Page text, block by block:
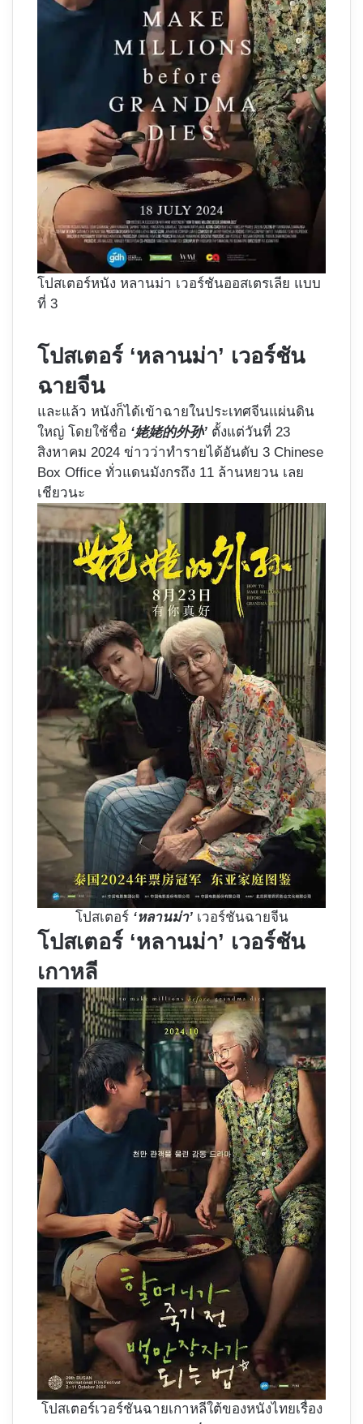
โปสเตอร์หนัง หลานม่า เวอร์ชันออสเตรเลีย แบบ
ที่ 3
โปสเตอร์ ‘หลานม่า’ เวอร์ชัน
ฉายจีน
และแล้ว หนังก็ได้เข้าฉายในประเทศจีนแผ่นดิน
ใหญ่ โดยใช้ชื่อ ‘姥姥的外孙’ ตั้งแต่วันที่ 23
สิงหาคม 2024 ข่าวว่าทำรายได้อันดับ 3 Chinese
Box Office ทั่วแดนมังกรถึง 11 ล้านหยวน เลย
เชียวนะ
โปสเตอร์ ‘หลานม่า’เวอร์ชันฉายจีน
โปสเตอร์ ‘หลานม่า’ เวอร์ชัน
เกาหลี
โปสเตอร์เวอร์ชันฉายเกาหลีใต้ของหนังไทยเรื่อง